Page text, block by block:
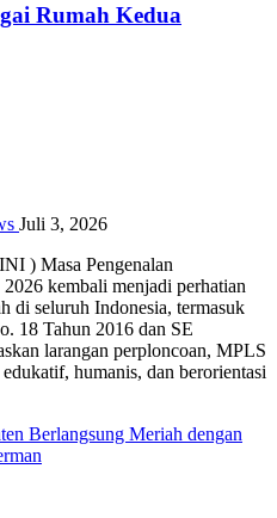
Rumah Kedua
Juli 3, 2026
) Masa Pengenalan
kembali menjadi perhatian
di seluruh Indonesia, termasuk
18 Tahun 2016 dan SE
larangan perploncoan, MPLS
humanis, dan berorientasi